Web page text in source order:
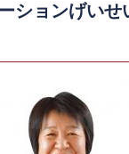
ションげい